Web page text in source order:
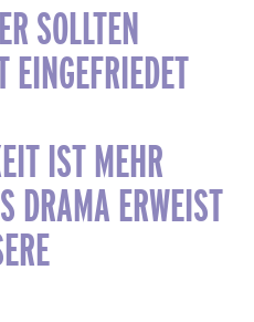
SOLLTEN
IST MEHR
DRAMA ERWEIST